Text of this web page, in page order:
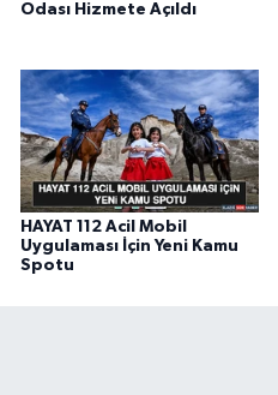
Odası Hizmete Açıldı
HAYAT 112 Acil Mobil
Uygulaması İçin Yeni Kamu
Spotu